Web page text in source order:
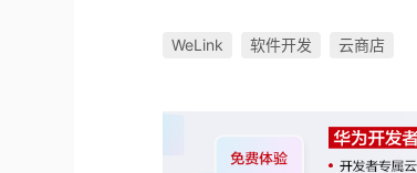
WeLink 软件开发 云商店